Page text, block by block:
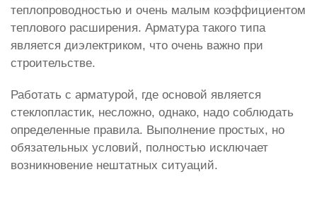
теплопроводностью и очень малым коэффициентом
теплового расширения. Арматура такого типа
является диэлектриком, что очень важно при
строительстве.
Работать с арматурой, где основой является
стеклопластик, несложно, однако, надо соблюдать
определенные правила. Выполнение простых, но
обязательных условий, полностью исключает
возникновение нештатных ситуаций.